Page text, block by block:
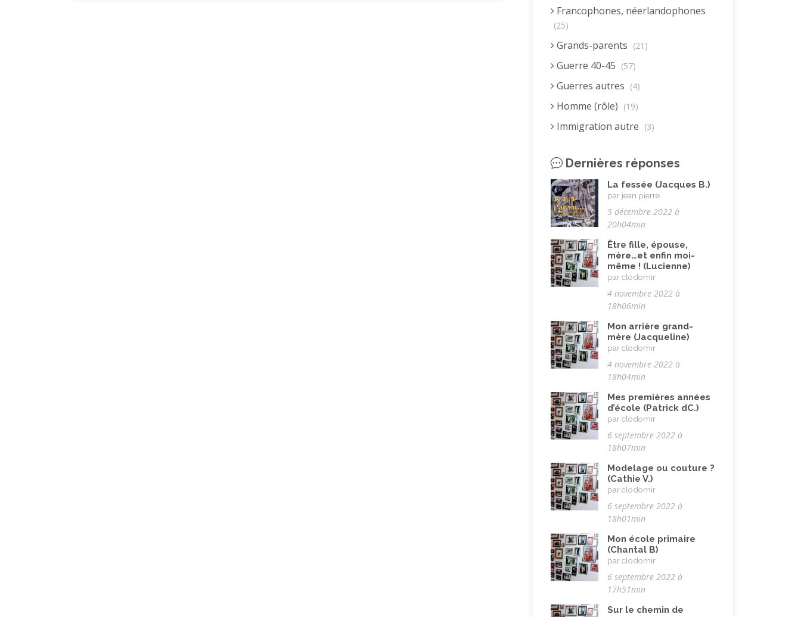
Francophones, néerlandophones
(25)
Grands-parents (21)
Guerre 40-45 (57)
Guerres autres (4)
Homme (rôle) (19)
Immigration autre (3)
descendants (23)
Immigration nord africaine et
descendants (18)
Immigration subsaharienne et
descendants (18)
Juif.ve (être) (10)
LGBTQIA+ (8)
Loisirs, jeux (34)
Maladie, handicap (23)
Musulman.e (être) (7)
Nature, animaux (23)
Pandémie Covid 19 (4)
Parents (être) (19)
Racisme (10)
Religion, valeurs et éthique
Rencontres interculturelles (13)
Retraite (4)
Rêves (12)
Solidarité (24)
Solitude (8)
Technologie (évolution) (24)
(102)
Dernières réponses
La fessée (Jacques B.)
par jean pierre
5 décembre 2022 à
20h04min
Être fille, épouse,
mère…et enfin moi-
même ! (Lucienne)
par clodomir
4 novembre 2022 à
18h06min
Mon arrière grand-
mère (Jacqueline)
par clodomir
4 novembre 2022 à
18h04min
Mes premières années
d’école (Patrick dC.)
par clodomir
6 septembre 2022 à
18h07min
Modelage ou couture ?
(Cathie V.)
par clodomir
6 septembre 2022 à
18h01min
Mon école primaire
(Chantal B)
par clodomir
6 septembre 2022 à
17h51min
Sur le chemin de